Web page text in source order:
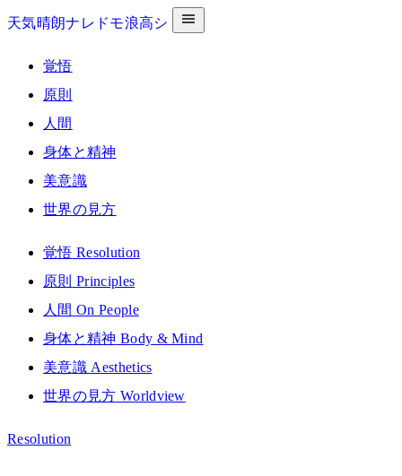
天気晴朗ナレドモ浪高シ
覚悟
原則
人間
身体と精神
美意識
世界の見方
覚悟 Resolution
原則 Principles
人間 On People
身体と精神 Body & Mind
美意識 Aesthetics
世界の見方 Worldview
Resolution